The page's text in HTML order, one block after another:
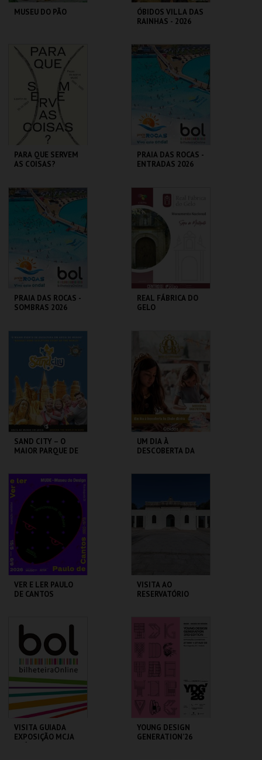
MUSEU DO PÃO
MUSEU DO PÃO
MAIS INFO
COMPRAR
ÓBIDOS VILLA DAS
RAINHAS - 2026
CERCA CASTELO DE
ÓBIDOS
MAIS INFO
COMPRAR
PARA QUE SERVEM
AS COISAS?
MUDE
MAIS INFO
COMPRAR
PRAIA DAS ROCAS -
ENTRADAS 2026
PRAIA DAS ROCAS
MAIS INFO
COMPRAR
PRAIA DAS ROCAS -
SOMBRAS 2026
PRAIA DAS ROCAS
MAIS INFO
COMPRAR
REAL FÁBRICA DO
GELO
REAL FÁBRICA DO
MAIS INFO
COMPRAR
SAND CITY – O
MAIOR PARQUE DE
SAND CITY
MAIS INFO
COMPRAR
UM DIA À
DESCOBERTA DA
MAIS INFO
VER E LER PAULO
DE CANTOS
MUDE
MAIS INFO
COMPRAR
VISITA AO
RESERVATÓRIO
RESERVATÓRIO
MAIS INFO
COMPRAR
VISITA GUIADA
EXPOSIÇÃO MCJA
YOUNG DESIGN
GENERATION’26